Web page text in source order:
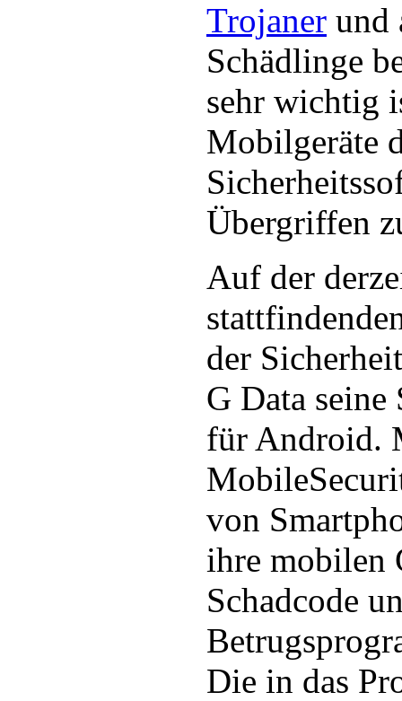
Trojaner und
Schädlinge
sehr wichtig
Mobilgeräte
Übergriffen
Auf der
der
G Data seine
für Android.
von
ihre mobilen
Schadcode
Die in das